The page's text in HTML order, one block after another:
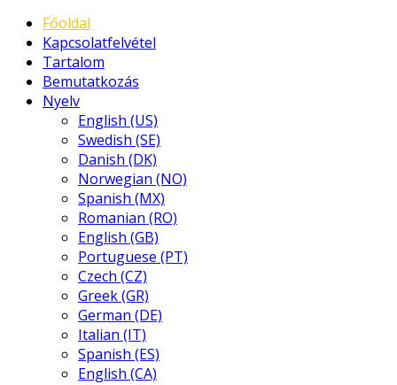
Főoldal
Kapcsolatfelvétel
Tartalom
Bemutatkozás
Nyelv
English (US)
Swedish (SE)
Danish (DK)
Norwegian (NO)
Spanish (MX)
Romanian (RO)
English (GB)
Portuguese (PT)
Czech (CZ)
Greek (GR)
German (DE)
Italian (IT)
Spanish (ES)
English (CA)